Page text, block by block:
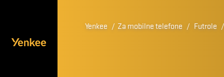
Yenkee / Za mobilne telefone / Futrole /